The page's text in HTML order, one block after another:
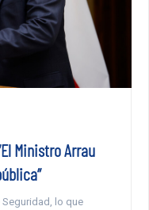
Ministro Arrau
Seguridad, lo que